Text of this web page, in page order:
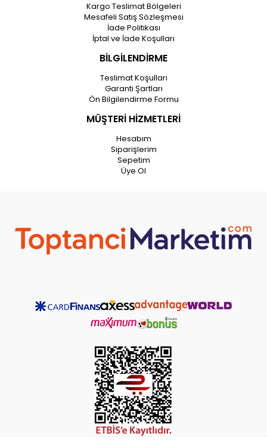
Kargo Teslimat Bölgeleri
Mesafeli Satış Sözleşmesi
İade Politikası
İptal ve İade Koşulları
BİLGİLENDİRME
Teslimat Koşulları
Garanti Şartları
Ön Bilgilendirme Formu
MÜŞTERİ HİZMETLERİ
Hesabım
Siparişlerim
Sepetim
Üye Ol